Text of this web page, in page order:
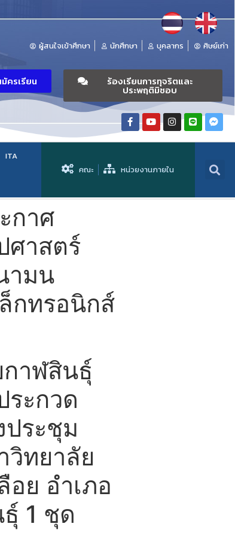
ผู้สนใจเข้าศึกษา นักศึกษา บุคลากร ศิษย์เก่า
ครเรียน ร้องเรียนการทุจริตและ
ประพฤติมิชอบ
ITA
คณะ หน่วยงานภายใน
กาศ
าสตร์
ามน
กทรอนิกส์
าฬสินธุ์
ระกวด
ระชุม
ทยาลัย
ย อำเภอ
1 ชุด